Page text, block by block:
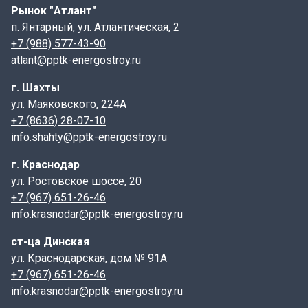
производства и вес, а также может присутствовать
товарный знак производителя.
Маркировка изделия: ФБС 12.4.6 (1,18х0,40х0,58),
ГОСТ 13579-2018
ФБС – фундаментный блок сплошной;
первая цифра - длина;
вторая - ширина;
третья - высота;
Т - выполнение из тяжелого бетона
Основное применение блоков ФБС 12-4-6 т – это
создание сборных фундаментов зданий
разнообразного назначения, включая жилые дома,
промышленные строения и даже дачные постройки,
где ручная заливка фундамента затруднена.
Использование этих блоков позволяет сократить
сроки строительства вдвое. Технология укладки этих
Рынок "Атлант"
п. Янтарный, ул. Атлантическая, 2
+7 (988) 577-43-90
atlant@pptk-energostroy.ru
г. Шахты
ул. Маяковского, 224А
+7 (8636) 28-07-10
info.shahty@pptk-energostroy.ru
г. Краснодар
ул. Ростовское шоссе, 20
+7 (967) 651-26-46
info.krasnodar@pptk-energostroy.ru
ст-ца Динская
ул. Краснодарская, дом № 91А
+7 (967) 651-26-46
info.krasnodar@pptk-energostroy.ru